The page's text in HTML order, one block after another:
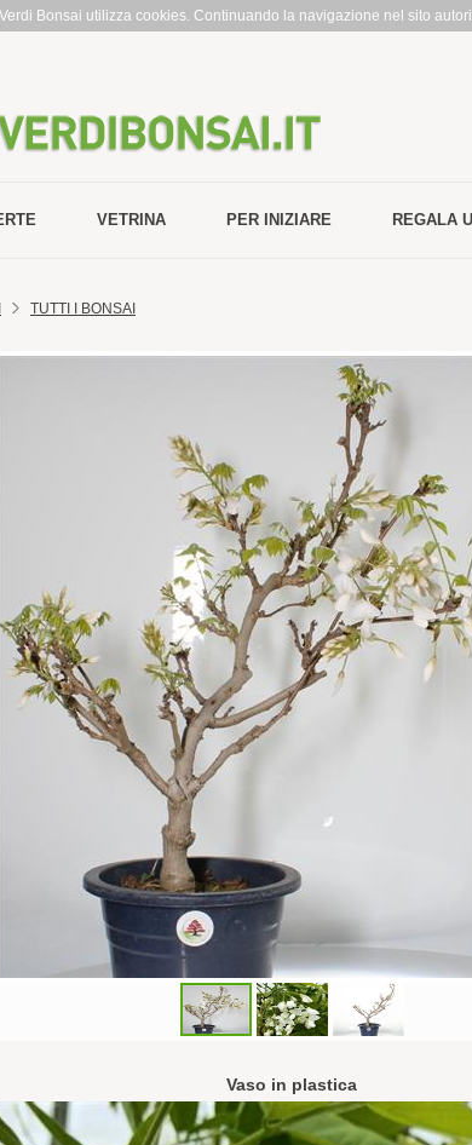
Bonsai utilizza cookies. Continuando la navigazione nel sito
VETRINA PER INIZIARE REGALA
TUTTI I BONSAI
Vaso in plastica